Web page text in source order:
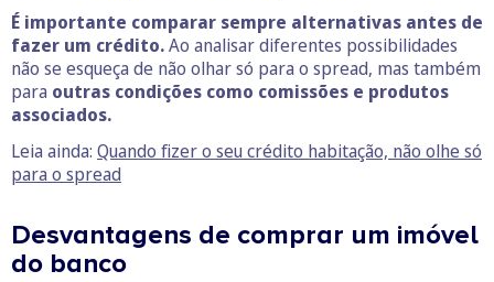
É importante comparar sempre alternativas antes de
fazer um crédito.Ao analisar diferentes possibilidades
não se esqueça de não olhar só para o spread, mas também
para outras condições como comissões e produtos
associados.
Leia ainda: Quando fizer o seu crédito habitação, não olhe só
para o spread
Desvantagens de comprar um imóvel
do banco